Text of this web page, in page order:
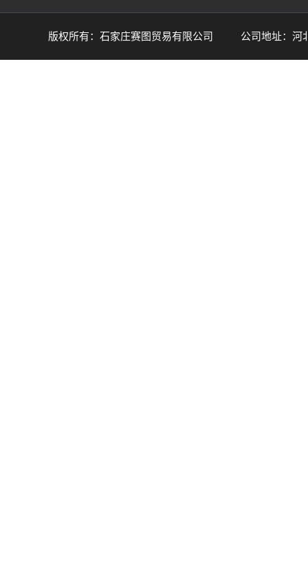
版权所有：石家庄赛图贸易有限公司 公司地址：